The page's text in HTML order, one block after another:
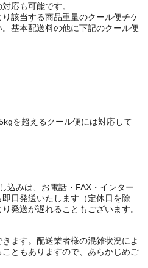
応も可能です。
り該当する商品重量のクール便チケ
基本配送料の他に下記のクール便
を超えるクール便には対応して
込みは、お電話・FAX・インター
日発送いたします（定休日を除
発送が遅れることもございます。
ます。配送業者様の混雑状況によ
ともありますので、あらかじめご